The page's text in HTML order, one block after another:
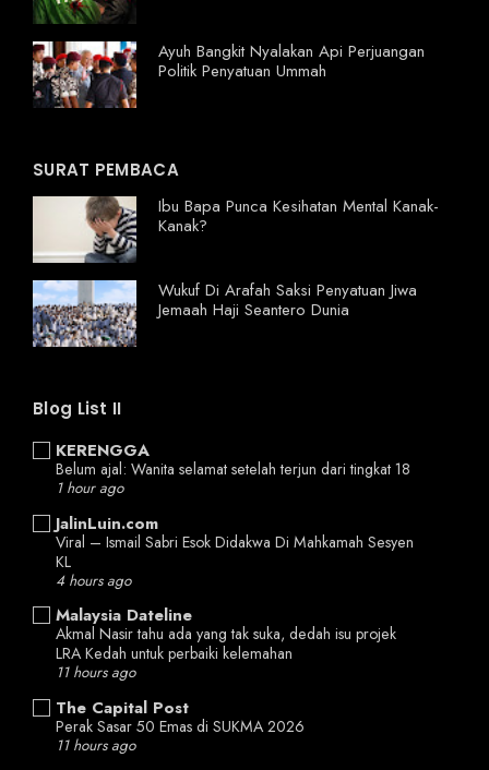
Ayuh Bangkit Nyalakan Api Perjuangan
Politik Penyatuan Ummah
SURAT PEMBACA
Ibu Bapa Punca Kesihatan Mental Kanak-
Kanak?
Wukuf Di Arafah Saksi Penyatuan Jiwa
Jemaah Haji Seantero Dunia
Blog List II
KERENGGA
Belum ajal: Wanita selamat setelah terjun dari tingkat 18
1 hour ago
JalinLuin.com
Viral – Ismail Sabri Esok Didakwa Di Mahkamah Sesyen
KL
4 hours ago
Malaysia Dateline
Akmal Nasir tahu ada yang tak suka, dedah isu projek
LRA Kedah untuk perbaiki kelemahan
11 hours ago
The Capital Post
Perak Sasar 50 Emas di SUKMA 2026
11 hours ago